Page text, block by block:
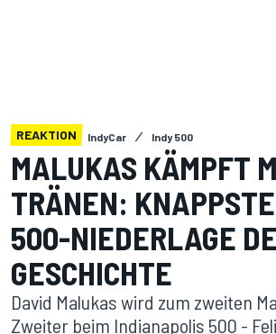
REAKTION IndyCar Indy 500
MALUKAS KÄMPFT
TRÄNEN:
500-NIEDERLAGE
GESCHICHTE
David Malukas wird zum zweiten
Zweiter beim Indianapolis 500 -